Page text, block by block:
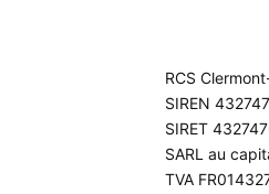
RCS
SIREN
SIRET
SARL au
TVA